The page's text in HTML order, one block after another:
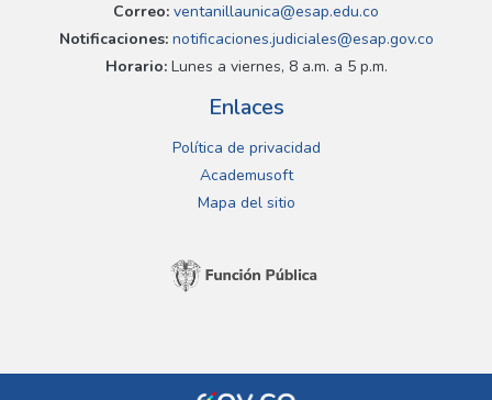
Correo: ventanillaunica@esap.edu.co
Notificaciones:notificaciones.judiciales@esap.gov.co
Horario:Lunes a viernes, 8 a.m. a 5 p.m.
Enlaces
Política de privacidad
Academusoft
Mapa del sitio